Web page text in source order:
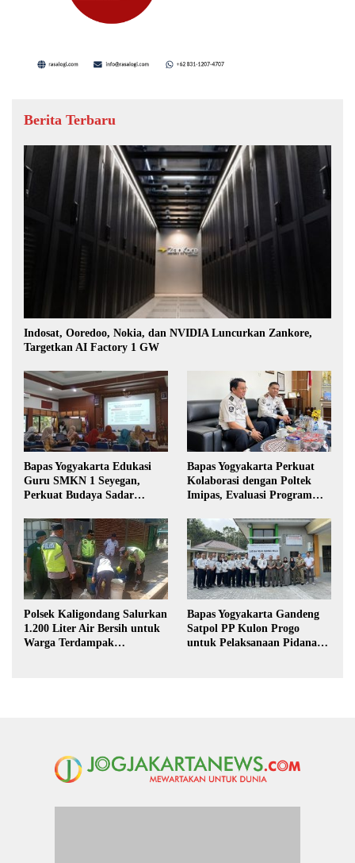
Berita Terbaru
Indosat, Ooredoo, Nokia, dan NVIDIA Luncurkan Zankore,
Targetkan AI Factory 1 GW
Bapas Yogyakarta Edukasi
Guru SMKN 1 Seyegan,
Perkuat Budaya Sadar
Bapas Yogyakarta Perkuat
Kolaborasi dengan Poltek
Imipas, Evaluasi Program
Polsek Kaligondang Salurkan
1.200 Liter Air Bersih untuk
Warga Terdampak
Bapas Yogyakarta Gandeng
Satpol PP Kulon Progo
untuk Pelaksanaan Pidana